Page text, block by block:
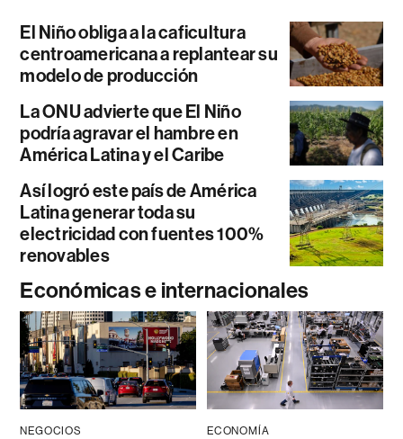
El Niño obliga a la caficultura
centroamericana a replantear su
modelo de producción
La ONU advierte que El Niño
podría agravar el hambre en
América Latina y el Caribe
Así logró este país de América
Latina generar toda su
electricidad con fuentes 100%
renovables
Económicas e internacionales
NEGOCIOS ECONOMÍA